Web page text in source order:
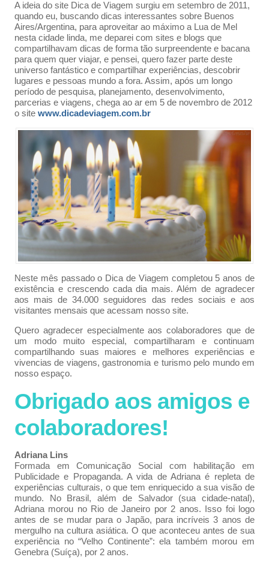
A ideia do site Dica de Viagem surgiu em setembro de 2011,
quando eu, buscando dicas interessantes sobre Buenos
Aires/Argentina, para aproveitar ao máximo a Lua de Mel
nesta cidade linda, me deparei com sites e blogs que
compartilhavam dicas de forma tão surpreendente e bacana
para quem quer viajar, e pensei, quero fazer parte deste
universo fantástico e compartilhar experiências, descobrir
lugares e pessoas mundo a fora. Assim, após um longo
período de pesquisa, planejamento, desenvolvimento,
parcerias e viagens, chega ao ar em 5 de novembro de 2012
o site www.dicadeviagem.com.br
Neste mês passado o Dica de Viagem completou 5 anos de
existência e crescendo cada dia mais. Além de agradecer
aos mais de 34.000 seguidores das redes sociais e aos
visitantes mensais que acessam nosso site.
Quero agradecer especialmente aos colaboradores que de
um modo muito especial, compartilharam e continuam
compartilhando suas maiores e melhores experiências e
vivencias de viagens, gastronomia e turismo pelo mundo em
nosso espaço.
Obrigado aos amigos e
colaboradores!
Adriana Lins
Formada em Comunicação Social com habilitação em
Publicidade e Propaganda. A vida de Adriana é repleta de
experiências culturais, o que tem enriquecido a sua visão de
mundo. No Brasil, além de Salvador (sua cidade-natal),
Adriana morou no Rio de Janeiro por 2 anos. Isso foi logo
antes de se mudar para o Japão, para incríveis 3 anos de
mergulho na cultura asiática. O que aconteceu antes de sua
experiência no “Velho Continente”: ela também morou em
Genebra (Suíça), por 2 anos.